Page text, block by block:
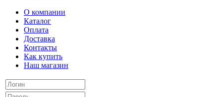
О компании
Каталог
Оплата
Доставка
Контакты
Как купить
Наш магазин